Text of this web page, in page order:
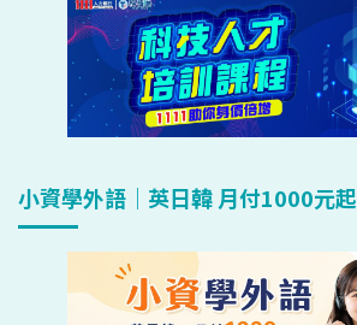
小資學外語｜英日韓 月付1000元起